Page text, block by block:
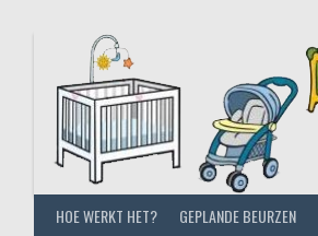
HOE WERKT HET? GEPLANDE BEURZEN